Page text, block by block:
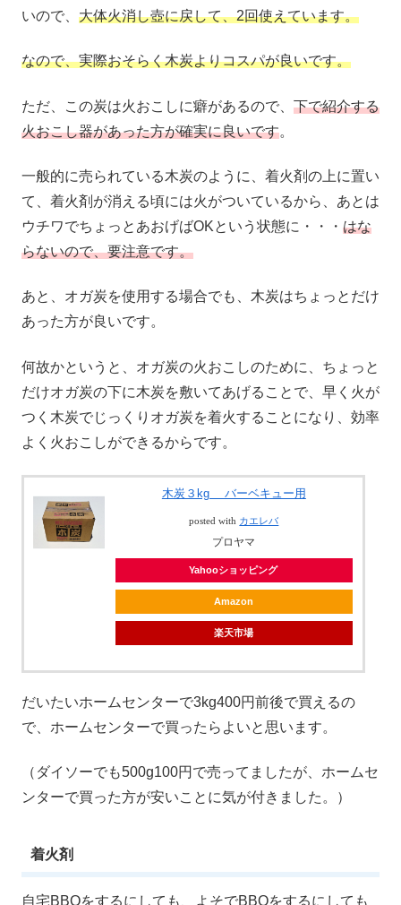
いので、 大体火消し壺に戻して、2回使えています。
なので、実際おそらく木炭よりコスパが良いです。
ただ、この炭は火おこしに癖があるので、 下で紹介する
火おこし器があった方が確実に良いです。
一般的に売られている木炭のように、着火剤の上に置い
て、着火剤が消える頃には火がついているから、あとは
ウチワでちょっとあおげばOKという状態に・・・ はな
らないので、要注意です。
あと、オガ炭を使用する場合でも、木炭はちょっとだけ
あった方が良いです。
何故かというと、オガ炭の火おこしのために、ちょっと
だけオガ炭の下に木炭を敷いてあげることで、早く火が
つく木炭でじっくりオガ炭を着火することになり、効率
よく火おこしができるからです。
木炭３kg バーベキュー用
posted with カエレバ
プロヤマ
Yahooショッピング
Amazon
楽天市場
だいたいホームセンターで3kg400円前後で買えるの
で、ホームセンターで買ったらよいと思います。
（ダイソーでも500g100円で売ってましたが、ホームセ
ンターで買った方が安いことに気が付きました。）
着火剤
自宅BBQをするにしても、よそでBBQをするにしても